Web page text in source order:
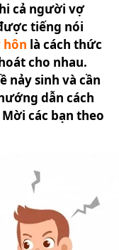
cả người vợ
tiếng nói
hôn là cách thức
cho nhau.
nảy sinh và cần
dẫn cách
các bạn theo